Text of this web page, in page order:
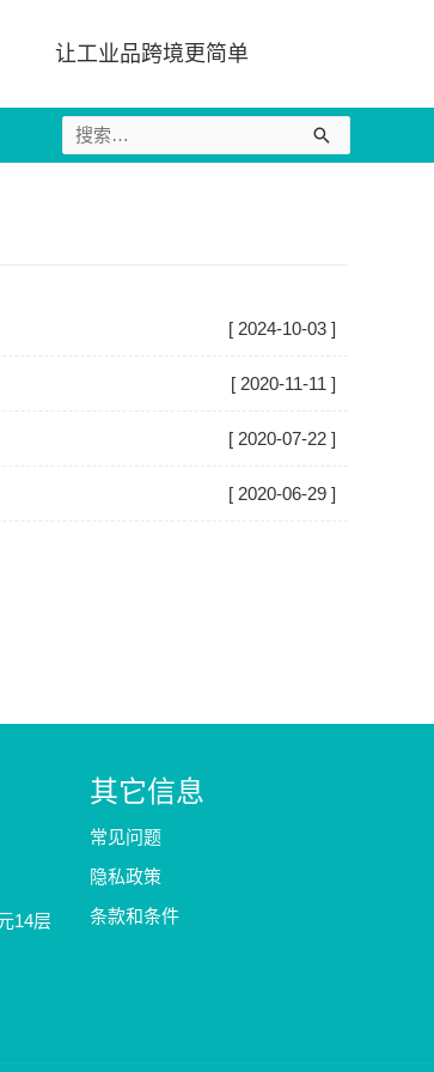
让工业品跨境更简单
搜
索：
2024-10-03
2020-11-11
2020-07-22
2020-06-29
14层
其它信息
常见问题
隐私政策
条款和条件